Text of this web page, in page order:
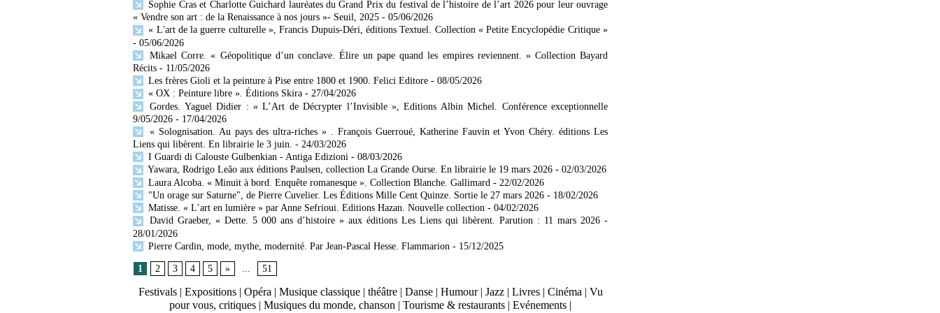
Sophie Cras et Charlotte Guichard lauréates du Grand Prix du festival de l’histoire de l’art 2026 pour leur ouvrage
« Vendre son art : de la Renaissance à nos jours »- Seuil, 2025 - 05/06/2026
« L'art de la guerre culturelle », Francis Dupuis-Déri, éditions Textuel. Collection « Petite Encyclopédie Critique »
- 05/06/2026
Mikael Corre. « Géopolitique d’un conclave. Élire un pape quand les empires reviennent. » Collection Bayard
Récits - 11/05/2026
Les frères Gioli et la peinture à Pise entre 1800 et 1900. Felici Editore - 08/05/2026
« OX : Peinture libre ». Éditions Skira - 27/04/2026
Gordes. Yaguel Didier : « L’Art de Décrypter l’Invisible », Editions Albin Michel. Conférence exceptionnelle
9/05/2026 - 17/04/2026
« Solognisation. Au pays des ultra-riches » . François Guerroué, Katherine Fauvin et Yvon Chéry. éditions Les
Liens qui libèrent. En librairie le 3 juin. - 24/03/2026
I Guardi di Calouste Gulbenkian - Antiga Edizioni - 08/03/2026
Yawara, Rodrigo Leão aux éditions Paulsen, collection La Grande Ourse. En librairie le 19 mars 2026 - 02/03/2026
Laura Alcoba. « Minuit à bord. Enquête romanesque ». Collection Blanche. Gallimard - 22/02/2026
"Un orage sur Saturne", de Pierre Cuvelier. Les Éditions Mille Cent Quinze. Sortie le 27 mars 2026 - 18/02/2026
Matisse. « L’art en lumière » par Anne Sefrioui. Editions Hazan. Nouvelle collection - 04/02/2026
David Graeber, « Dette. 5 000 ans d’histoire » aux éditions Les Liens qui libèrent. Parution : 11 mars 2026 -
28/01/2026
Pierre Cardin, mode, mythe, modernité. Par Jean-Pascal Hesse. Flammarion - 15/12/2025
1 2 3 4 5 » ... 51
Festivals | Expositions | Opéra | Musique classique | théâtre | Danse | Humour | Jazz | Livres | Cinéma | Vu
pour vous, critiques | Musiques du monde, chanson | Tourisme & restaurants | Evénements |